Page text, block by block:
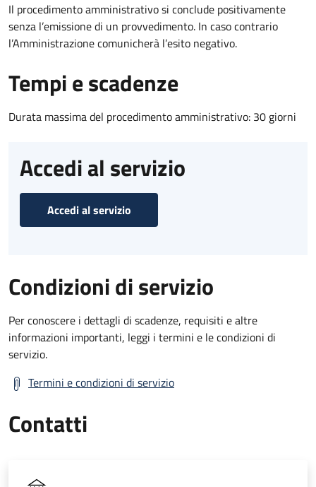
Il procedimento amministrativo si conclude positivamente
senza l’emissione di un provvedimento. In caso contrario
l’Amministrazione comunicherà l’esito negativo.
Tempi e scadenze
Durata massima del procedimento amministrativo: 30 giorni
Accedi al servizio
Accedi al servizio
Condizioni di servizio
Per conoscere i dettagli di scadenze, requisiti e altre
informazioni importanti, leggi i termini e le condizioni di
servizio.
Termini e condizioni di servizio
Contatti